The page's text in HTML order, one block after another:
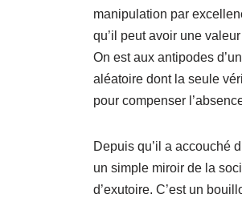
manipulation par
qu’il peut avoir une
On est aux antipodes
aléatoire dont la seule
pour compenser
Depuis qu’il a accouché
un simple miroir de la
d’exutoire. C’est un